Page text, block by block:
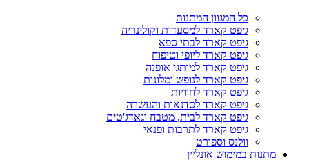
כל המגוון המתנות
גיפט קארד למסעדות וקולינריה
גיפט קארד לבתי ספא
גיפט קארד ליופי וטיפוח
גיפט קארד למותגי אופנה
גיפט קארד לנופש ומלונות
גיפט קארד לחוויות
גיפט קארד לסדנאות והעשרה
גיפט קארד לבית, מטבח וגאדג'טים
גיפט קארד לתרבות ופנאי
וולנס וספורט
מתנות במימוש אונליין